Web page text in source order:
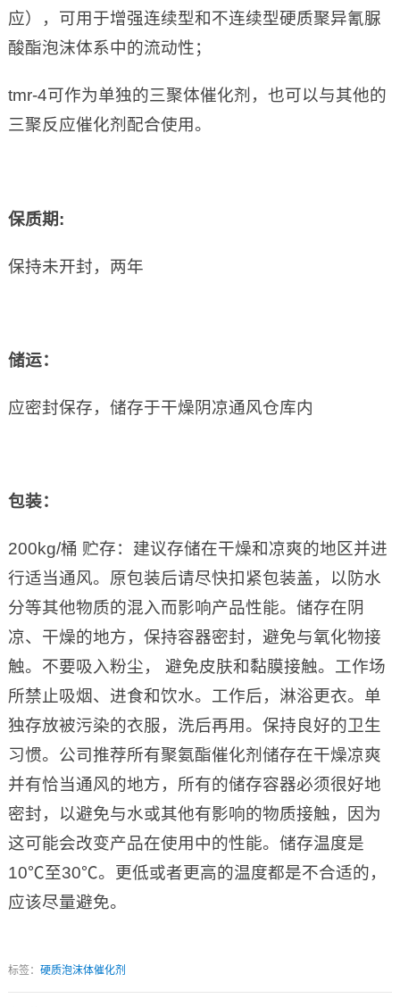
应），可用于增强连续型和不连续型硬质聚异氰脲
酸酯泡沫体系中的流动性；
tmr-4可作为单独的三聚体催化剂，也可以与其他的
三聚反应催化剂配合使用。
保质期:
保持未开封，两年
储运：
应密封保存，储存于干燥阴凉通风仓库内
包装：
200kg/桶 贮存：建议存储在干燥和凉爽的地区并进
行适当通风。原包装后请尽快扣紧包装盖，以防水
分等其他物质的混入而影响产品性能。储存在阴
凉、干燥的地方，保持容器密封，避免与氧化物接
触。不要吸入粉尘， 避免皮肤和黏膜接触。工作场
所禁止吸烟、进食和饮水。工作后，淋浴更衣。单
独存放被污染的衣服，洗后再用。保持良好的卫生
习惯。公司推荐所有聚氨酯催化剂储存在干燥凉爽
并有恰当通风的地方，所有的储存容器必须很好地
密封，以避免与水或其他有影响的物质接触，因为
这可能会改变产品在使用中的性能。储存温度是
10℃至30℃。更低或者更高的温度都是不合适的，
应该尽量避免。
标签： 硬质泡沫体催化剂